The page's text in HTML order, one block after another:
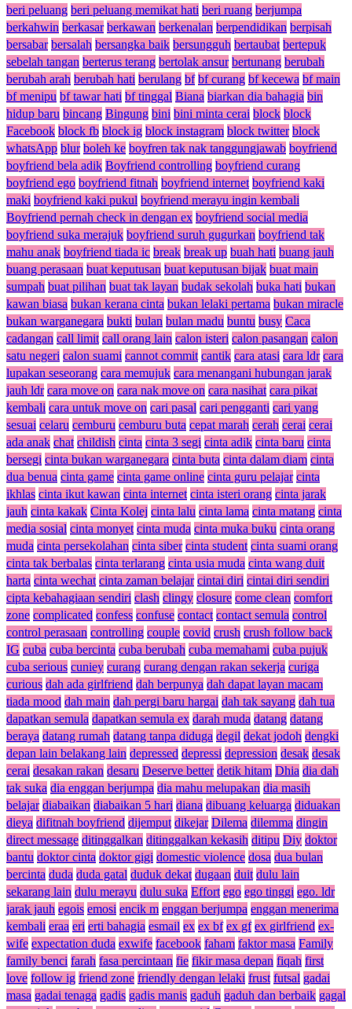
beri peluang beri peluang memikat hati beri ruang berjumpa
berkahwin berkasar berkawan berkenalan berpendidikan berpisah
bersabar bersalah bersangka baik bersungguh bertaubat bertepuk
sebelah tangan berterus terang bertolak ansur bertunang berubah
berubah arah berubah hati berulang bf bf curang bf kecewa bf main
bf menipu bf tawar hati bf tinggal Biana biarkan dia bahagia bin
hidup baru bincang Bingung bini bini minta cerai block block
Facebook block fb block ig block instagram block twitter block
whatsApp blur boleh ke boyfren tak nak tanggungjawab boyfriend
boyfriend bela adik Boyfriend controlling boyfriend curang
boyfriend ego boyfriend fitnah boyfriend internet boyfriend kaki
maki boyfriend kaki pukul boyfriend merayu ingin kembali
Boyfriend pernah check in dengan ex boyfriend social media
boyfriend suka merajuk boyfriend suruh gugurkan boyfriend tak
mahu anak boyfriend tiada ic break break up buah hati buang jauh
buang perasaan buat keputusan buat keputusan bijak buat main
sumpah buat pilihan buat tak layan budak sekolah buka hati bukan
kawan biasa bukan kerana cinta bukan lelaki pertama bukan miracle
bukan warganegara bukti bulan bulan madu buntu busy Caca
cadangan call limit call orang lain calon isteri calon pasangan calon
satu negeri calon suami cannot commit cantik cara atasi cara ldr cara
lupakan seseorang cara memujuk cara menangani hubungan jarak
jauh ldr cara move on cara nak move on cara nasihat cara pikat
kembali cara untuk move on cari pasal cari pengganti cari yang
sesuai celaru cemburu cemburu buta cepat marah cerah cerai cerai
ada anak chat childish cinta cinta 3 segi cinta adik cinta baru cinta
bersegi cinta bukan warganegara cinta buta cinta dalam diam cinta
dua benua cinta game cinta game online cinta guru pelajar cinta
ikhlas cinta ikut kawan cinta internet cinta isteri orang cinta jarak
jauh cinta kakak Cinta Kolej cinta lalu cinta lama cinta matang cinta
media sosial cinta monyet cinta muda cinta muka buku cinta orang
muda cinta persekolahan cinta siber cinta student cinta suami orang
cinta tak berbalas cinta terlarang cinta usia muda cinta wang duit
harta cinta wechat cinta zaman belajar cintai diri cintai diri sendiri
cipta kebahagiaan sendiri clash clingy closure come clean comfort
zone complicated confess confuse contact contact semula control
control perasaan controlling couple covid crush crush follow back
IG cuba cuba bercinta cuba berubah cuba memahami cuba pujuk
cuba serious cuniey curang curang dengan rakan sekerja curiga
curious dah ada girlfriend dah berpunya dah dapat layan macam
tiada mood dah main dah pergi baru hargai dah tak sayang dah tua
dapatkan semula dapatkan semula ex darah muda datang datang
beraya datang rumah datang tanpa diduga degil dekat jodoh dengki
depan lain belakang lain depressed depressi depression desak desak
cerai desakan rakan desaru Deserve better detik hitam Dhia dia dah
tak suka dia enggan berjumpa dia mahu melupakan dia masih
belajar diabaikan diabaikan 5 hari diana dibuang keluarga diduakan
dieya difitnah boyfriend dijemput dikejar Dilema dilemma dingin
direct message ditinggalkan ditinggalkan kekasih ditipu Diy doktor
bantu doktor cinta doktor gigi domestic violence dosa dua bulan
bercinta duda duda gatal duduk dekat dugaan duit dulu lain
sekarang lain dulu merayu dulu suka Effort ego ego tinggi ego. ldr
jarak jauh egois emosi encik m enggan berjumpa enggan menerima
kembali eraa eri erti bahagia esmail ex ex bf ex gf ex girlfriend ex-
wife expectation duda exwife facebook faham faktor masa Family
family benci farah fasa percintaan fie fikir masa depan fiqah first
love follow ig friend zone friendly dengan lelaki frust futsal gadai
masa gadai tenaga gadis gadis manis gaduh gaduh dan berbaik gagal